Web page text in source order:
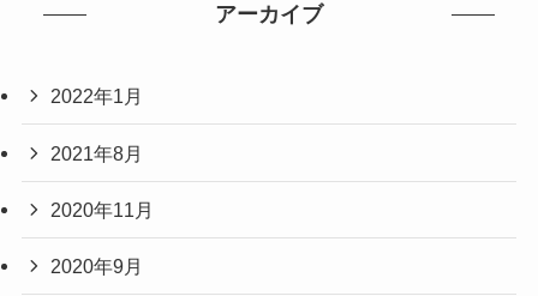
アーカイブ
2022年1月
2021年8月
2020年11月
2020年9月